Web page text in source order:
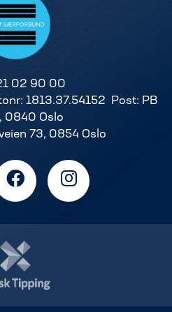
02 90 00
1813.37.54152 Post: PB
0840 Oslo
73, 0854 Oslo